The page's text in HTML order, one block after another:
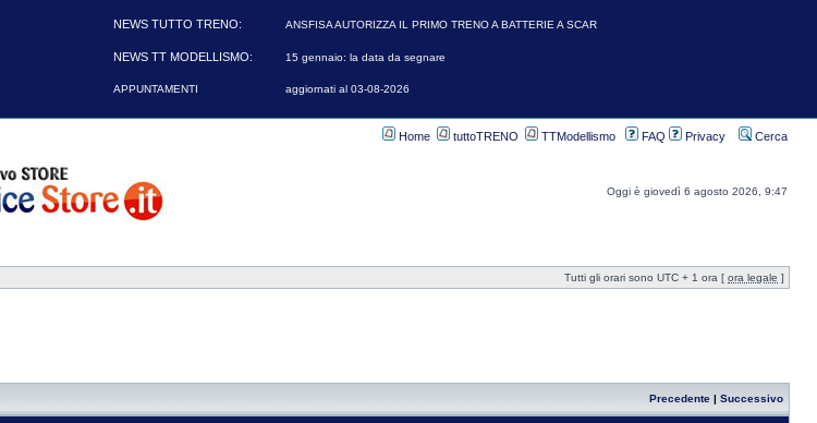
Home tuttoTRENO TTModellismo FAQ Privacy Cerca
Oggi è giovedì 6 agosto 2026, 9:47
Tutti gli orari sono UTC + 1 ora [ ora legale ]
Precedente | Successivo
NEWS TUTTO TRENO: ANSFISA AUTORIZZA IL PRIMO TRENO A BATTERIE A SCAR
NEWS TT MODELLISMO: 15 gennaio: la data da segnare
APPUNTAMENTI aggiornati al 03-08-2026